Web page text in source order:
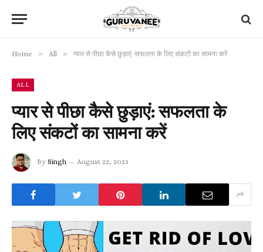
Home » All » प्यार से पीछा कैसे छुड़ाएं: सफलता के लिए संकटों का सामना करें
ALL
प्यार से पीछा कैसे छुड़ाएं: सफलता के
लिए संकटों का सामना करें
By Singh August 22, 2023